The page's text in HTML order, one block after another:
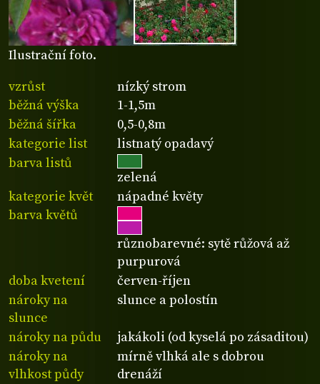
Ilustrační foto.
vzrůst
nízký strom
běžná výška
1-1,5m
běžná šířka
0,5-0,8m
kategorie list
listnatý opadavý
barva listů
zelená
kategorie květ
nápadné květy
barva květů
různobarevné: sytě růžová až
purpurová
doba kvetení
červen-říjen
nároky na
slunce
slunce a polostín
nároky na půdu
jakákoli (od kyselá po zásaditou)
nároky na
vlhkost půdy
mírně vlhká ale s dobrou
drenáží